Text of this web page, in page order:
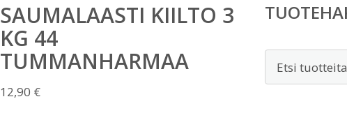
SAUMALAASTI KIILTO 3
KG 44
TUMMANHARMAA
12,90 €